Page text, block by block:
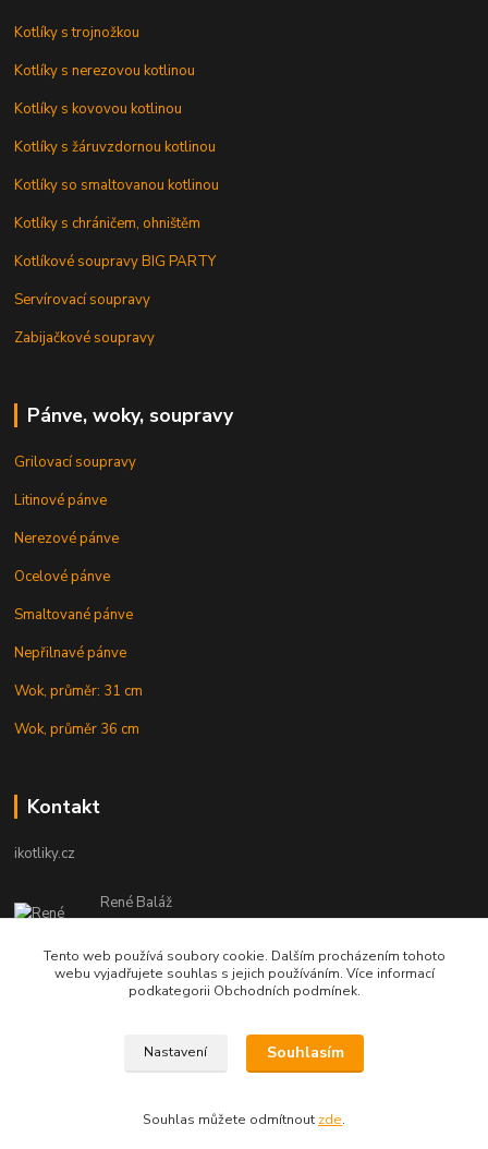
Kotlíky s trojnožkou
Kotlíky s nerezovou kotlinou
Kotlíky s kovovou kotlinou
Kotlíky s žáruvzdornou kotlinou
Kotlíky so smaltovanou kotlinou
Kotlíky s chráničem, ohništěm
Kotlíkové soupravy BIG PARTY
Servírovací soupravy
Zabijačkové soupravy
Pánve, woky, soupravy
Grilovací soupravy
Litinové pánve
Nerezové pánve
Ocelové pánve
Smaltované pánve
Nepřilnavé pánve
Wok, průměr: 31 cm
Wok, průměr 36 cm
Kontakt
ikotliky.cz
René Baláž
Eshop: +421 902 212 007
od 8:00 - do 16:00 hod
info@ikotliky.cz
Copyright © 2014-2020 IKOTLIKY.CZ, všetky práva vyhradené..
Tento web používá soubory cookie. Dalším procházením tohoto
webu vyjadřujete souhlas s jejich používáním. Více informací
podkategorii Obchodních podmínek.
Nastavení Souhlasím
Souhlas můžete odmítnout zde.